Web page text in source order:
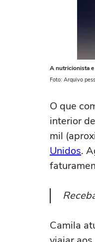
A nutricionista e
Foto: Arquivo
O que
interior
mil
Unidos.
Camila